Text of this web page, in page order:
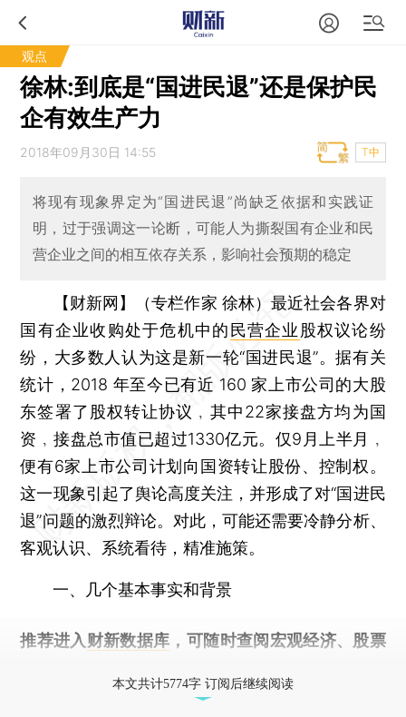
观点
徐林:到底是“国进民退”还是保护民
企有效生产力
2018年09月30日 14:55 T中
将现有现象界定为“国进民退”尚缺乏依据和实践证
明，过于强调这一论断，可能人为撕裂国有企业和民
营企业之间的相互依存关系，影响社会预期的稳定
【财新网】（专栏作家 徐林）最近社会各界对
国有企业收购处于危机中的 民营企业 股权议论纷
纷，大多数人认为这是新一轮“国进民退”。据有关
统计，2018 年至今已有近 160 家上市公司的大股
东签署了股权转让协议﹐其中22家接盘方均为国
资﹐接盘总市值已超过1330亿元。仅9月上半月﹐
便有6家上市公司计划向国资转让股份、控制权。
这一现象引起了舆论高度关注，并形成了对“国进民
退”问题的激烈辩论。对此，可能还需要冷静分析、
客观认识、系统看待，精准施策。
一、几个基本事实和背景
推荐进入 财新数据库 ，可随时查阅宏观经济、股票
本文共计5774字 订阅后继续阅读